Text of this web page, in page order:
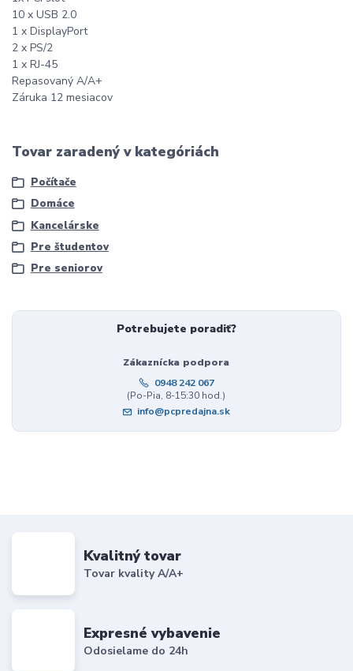
10 x USB 2.0
1 x DisplayPort
2 x PS/2
1 x RJ-45
Repasovaný A/A+
Záruka 12 mesiacov
Tovar zaradený v kategóriách
Počítače
Domáce
Kancelárske
Pre študentov
Pre seniorov
Potrebujete poradiť?
Zákaznícka podpora
0948 242 067
(Po-Pia, 8-15:30 hod.)
info@pcpredajna.sk
Kvalitný tovar
Tovar kvality A/A+
Expresné vybavenie
Odosielame do 24h